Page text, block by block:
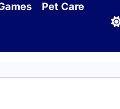
Pet Care